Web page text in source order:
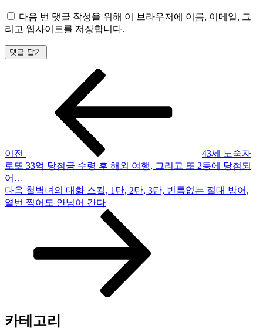
다음 번 댓글 작성을 위해 이 브라우저에 이름, 이메일, 그
리고 웹사이트를 저장합니다.
이전
43세 노숙자
로또 33억 당첨금 수령 후 해외 여행, 그리고 또 2등에 당첨되
어…
다
음
다음 철벽녀의 대화 스킬, 1탄, 2탄, 3탄, 빈틈없는 절대 방어,
열번 찍어도 안넘어 간다
카테고리